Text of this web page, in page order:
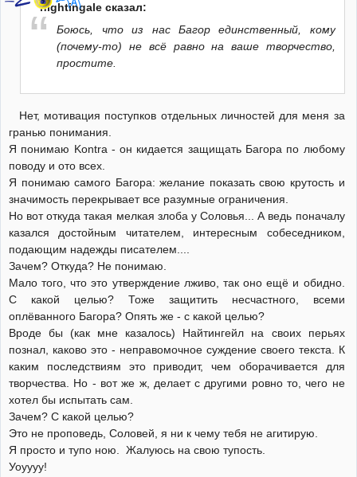
nightingale сказал:
Боюсь, что из нас Багор единственный, кому
(почему-то) не всё равно на ваше творчество,
простите.
Нет, мотивация поступков отдельных личностей для меня за
гранью понимания.
Я понимаю Kontra - он кидается защищать Багора по любому
поводу и ото всех.
Я понимаю самого Багора: желание показать свою крутость и
значимость перекрывает все разумные ограничения.
Но вот откуда такая мелкая злоба у Соловья... А ведь поначалу
казался достойным читателем, интересным собеседником,
подающим надежды писателем....
Зачем? Откуда? Не понимаю.
Мало того, что это утверждение лживо, так оно ещё и обидно.
С какой целью? Тоже защитить несчастного, всеми
оплёванного Багора? Опять же - с какой целью?
Вроде бы (как мне казалось) Найтингейл на своих перьях
познал, каково это - неправомочное суждение своего текста. К
каким последствиям это приводит, чем оборачивается для
творчества. Но - вот же ж, делает с другими ровно то, чего не
хотел бы испытать сам.
Зачем? С какой целью?
Это не проповедь, Соловей, я ни к чему тебя не агитирую.
Я просто и тупо ною. Жалуюсь на свою тупость.
Уоуууу!